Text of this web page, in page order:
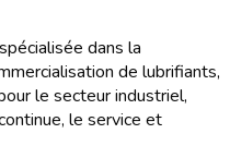
dans la
de lubrifiants,
le secteur industriel,
le service et